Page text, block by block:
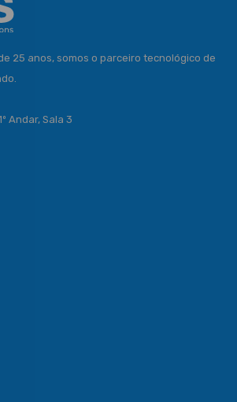
25 anos, somos o parceiro tecnológico de
Andar, Sala 3